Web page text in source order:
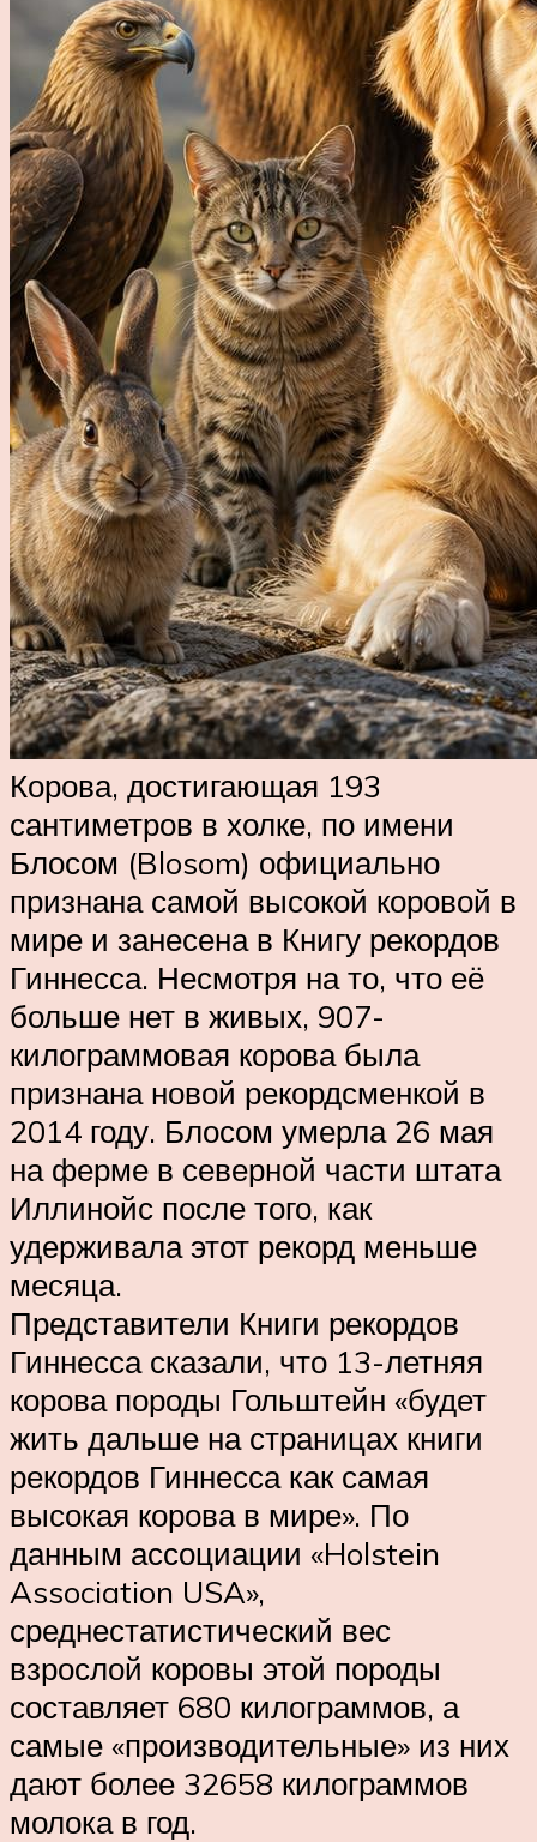
Корова, достигающая 193
сантиметров в холке, по имени
Блосом (Blosom) официально
признана самой высокой коровой в
мире и занесена в Книгу рекордов
Гиннесса. Несмотря на то, что её
больше нет в живых, 907-
килограммовая корова была
признана новой рекордсменкой в
2014 году. Блосом умерла 26 мая
на ферме в северной части штата
Иллинойс после того, как
удерживала этот рекорд меньше
месяца.
Представители Книги рекордов
Гиннесса сказали, что 13-летняя
корова породы Гольштейн «будет
жить дальше на страницах книги
рекордов Гиннесса как самая
высокая корова в мире». По
данным ассоциации «Holstein
Association USA»,
среднестатистический вес
взрослой коровы этой породы
составляет 680 килограммов, а
самые «производительные» из них
дают более 32658 килограммов
молока в год.